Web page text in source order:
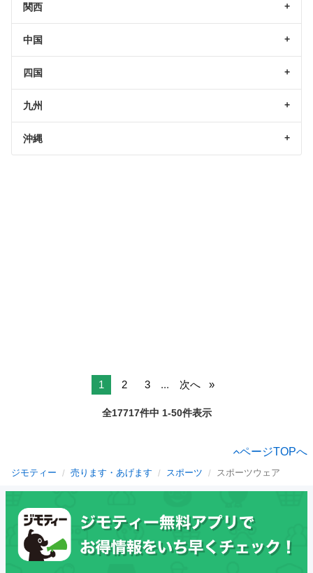
関西
中国
四国
九州
沖縄
1 2 3 ... 次へ
全17717件中 1-50件表示
ページTOPへ
ジモティー 売ります・あげます スポーツ スポーツウェア